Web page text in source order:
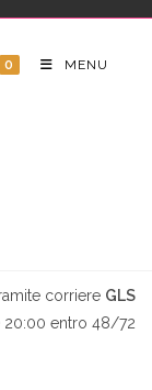
0 MENU
corriere GLS
20:00 entro 48/72